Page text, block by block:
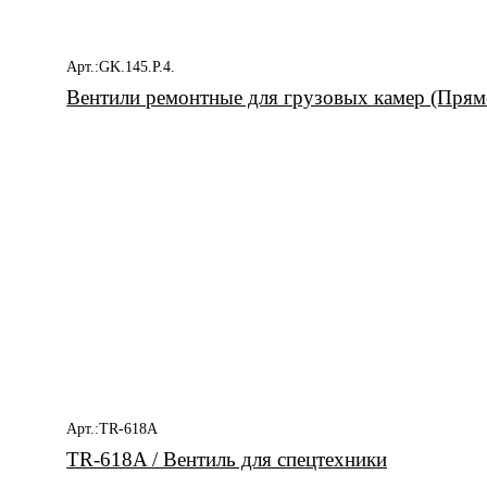
Арт.:GK.145.P.4.
Вентили ремонтные для грузовых камер
Арт.:TR-618A
TR-618A / Вентиль для спецтехники